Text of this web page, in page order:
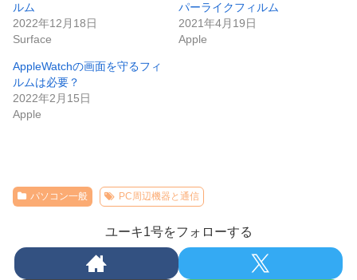
ルム
2022年12月18日
Surface
パーライクフィルム
2021年4月19日
Apple
AppleWatchの画面を守るフィ
ルムは必要？
2022年2月15日
Apple
パソコン一般 PC周辺機器と通信
ユーキ1号をフォローする